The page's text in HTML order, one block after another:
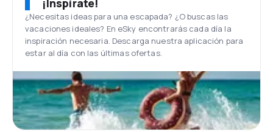
¡Inspírate!
¿Necesitas ideas para una escapada? ¿O buscas las
vacaciones ideales? En eSky encontrarás cada día la
inspiración necesaria. Descarga nuestra aplicación para
estar al día con las últimas ofertas.